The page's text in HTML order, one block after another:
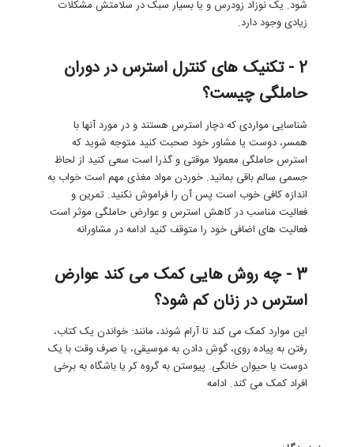
شود. یک نوزاد زودرس و یا بسیار سبک در سلامتش مشکلات
زیادی وجود دارد.
2 - تکنیک های کنترل استرس در دوران
حاملگی چیست؟
شناسایی مواردی که دچار استرس هستند و در مورد آنها با
همسر، دوست یا مشاور خود صحبت کنید متوجه شوید که
استرس حاملگی معمولا موقتی و گذرا است سعی کنید از لحاظ
جسمی سالم باقی بمانید. خوردن مواد مغذی مهم است خواب به
اندازه کافی خوب است پس آن را فراموش نکنید. تمرین و
فعالیت مناسب در کاهش استرس و عوارض حاملگی موثر است
فعالیت های اضافی خود را متوقف کنید ادامه در مشاورانه
3 - چه روش هایی کمک می کند عوارض
استرس در زنان کم شود؟
این موارد کمک می کند تا آرام شوند، مانند: خواندن یک کتاب،
رفتن به پیاده روی، گوش دادن به موسیقی، یا صرف وقت با یک
دوست یا حیوان خانگی. پیوستن به گروه کر یا باشگاه به برخی
افراد کمک می کند. ادامه